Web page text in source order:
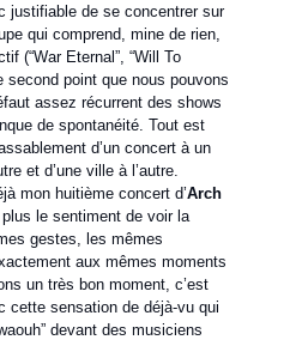
justifiable de se concentrer sur
qui comprend, mine de rien,
(“War Eternal”, “Will To
second point que nous pouvons
assez récurrent des shows
de spontanéité. Tout est
d’un concert à un
et d’une ville à l’autre.
mon huitième concert d’Arch
le sentiment de voir la
gestes, les mêmes
aux mêmes moments
un très bon moment, c’est
cette sensation de déjà-vu qui
devant des musiciens